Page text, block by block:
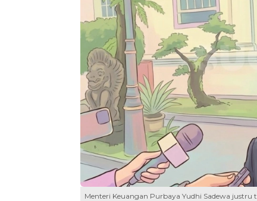
Menteri Keuangan Purbaya Yudhi Sadewa